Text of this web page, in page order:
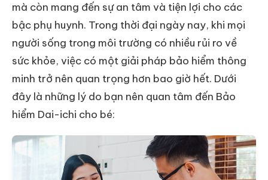
mà còn mang đến sự an tâm và tiện lợi cho các
bậc phụ huynh. Trong thời đại ngày nay, khi mọi
người sống trong môi trường có nhiều rủi ro về
sức khỏe, việc có một giải pháp bảo hiểm thông
minh trở nên quan trọng hơn bao giờ hết. Dưới
đây là những lý do bạn nên quan tâm đến Bảo
hiểm Dai-ichi cho bé: